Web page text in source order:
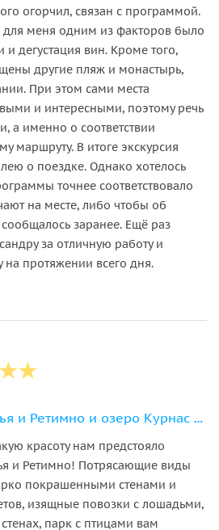
огорчил, связан с программой.
меня одним из факторов было
дегустация вин. Кроме того,
другие пляж и монастырь,
При этом сами места
и интересными, поэтому речь
а именно о соответствии
маршруту. В итоге экскурсия
о поездке. Однако хотелось
точнее соответствовало
на месте, либо чтобы об
заранее. Ещё раз
за отличную работу и
протяжении всего дня.
Западный Крит: Ханья и Ретимно и озеро Курнас из района Ираклион
красоту нам предстояло
и Ретимно! Потрясающие виды
покрашенными стенами и
изящные повозки с лошадьми,
парк с птицами вам